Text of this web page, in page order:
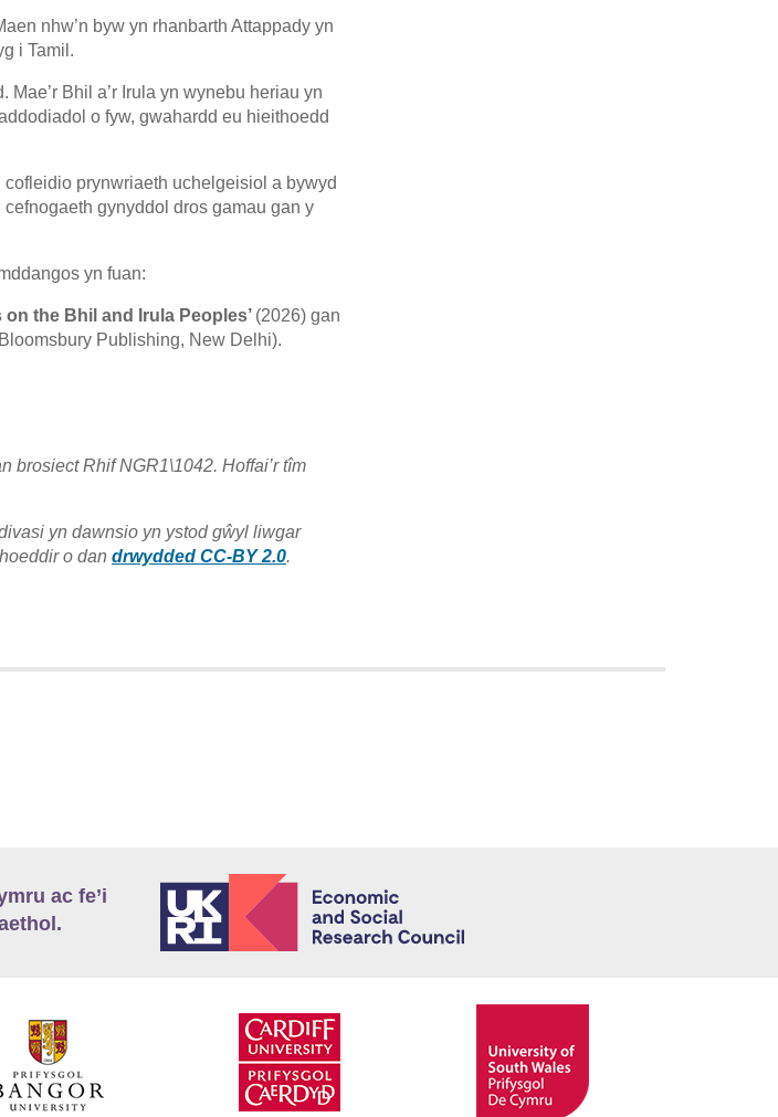
nhw’n byw yn rhanbarth Attappady yn
i Tamil.
Bhil a’r Irula yn wynebu heriau yn
o fyw, gwahardd eu hieithoedd
prynwriaeth uchelgeisiol a bywyd
gynyddol dros gamau gan y
yn fuan:
the Bhil and Irula Peoples’ (2026) gan
Publishing, New Delhi).
brosiect Rhif NGR1\1042. Hoffai’r tîm
yn dawnsio yn ystod gŵyl liwgar
o dan drwydded CC-BY 2.0.
ac fe’i